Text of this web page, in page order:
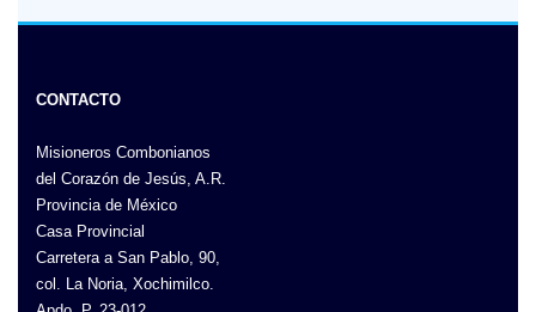
CONTACTO
Misioneros Combonianos
del Corazón de Jesús, A.R.
Provincia de México
Casa Provincial
Carretera a San Pablo, 90,
col. La Noria, Xochimilco.